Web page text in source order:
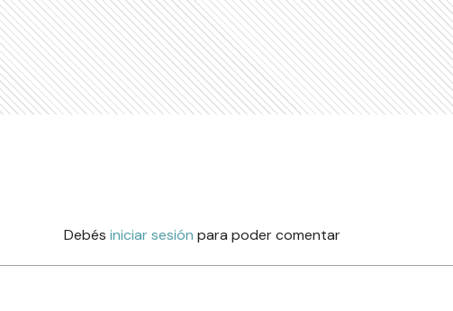
Debés iniciar sesión para poder comentar